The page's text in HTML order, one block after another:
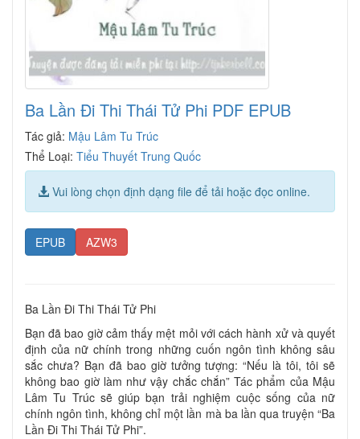
Ba Lần Đi Thi Thái Tử Phi PDF EPUB
Tác giả: Mậu Lâm Tu Trúc
Thể Loại: Tiểu Thuyết Trung Quốc
Vui lòng chọn định dạng file để tải hoặc đọc online.
EPUB AZW3
Ba Lần Đi Thi Thái Tử Phi
Bạn đã bao giờ cảm thấy mệt mỏi với cách hành xử và quyết
định của nữ chính trong những cuốn ngôn tình không sâu
sắc chưa? Bạn đã bao giờ tưởng tượng: “Nếu là tôi, tôi sẽ
không bao giờ làm như vậy chắc chắn” Tác phẩm của Mậu
Lâm Tu Trúc sẽ giúp bạn trải nghiệm cuộc sống của nữ
chính ngôn tình, không chỉ một lần mà ba lần qua truyện “Ba
Lần Đi Thi Thái Tử Phi”.